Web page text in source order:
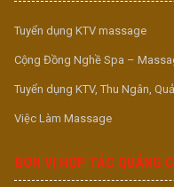
Tuyển dụng KTV massage
Cộng Đồng Nghề Spa –
Tuyển dụng KTV, Thu Ngân,
Việc Làm Massage
ĐƠN VỊ HỢP TÁC QUẢNG